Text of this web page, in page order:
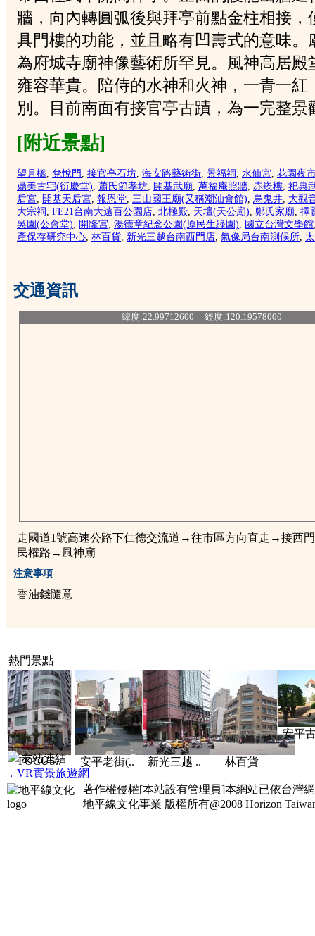
牆，向內轉圓弧後與拜亭前點金柱相接，
具門樓的功能，並且略有凹壽式的意味。
為府城寺廟神像藝術所罕見。風神高居殿
雍容華貴。陪侍的水神和火神，一青一紅
別。目前南面有接官亭古蹟，為一完整景
[附近景點]
望月橋 兌悅門 接官亭石坊 海安路藝術街 景福祠 水仙宮 花園夜
鼎美古宅(衍慶堂) 蕭氏節孝坊 開基武廟 萬福庵照牆 赤崁樓 祀典
后宮 開基天后宮 報恩堂 三山國王廟(又稱潮汕會館) 烏鬼井 大觀
大宗祠
FE21台南大遠百公園店 北極殿 天壇(天公廟) 鄭氏家廟 擇
吳園(公會堂)
開隆宮 湯德章紀念公園(原民生綠園) 國立台灣文學館
產保存研究中心 林百貨 新光三越台南西門店 氣像局台南測候所
交通資訊
緯度:22.99712600 經度:120.19578000
走國道1號高速公路下仁德交流道→往市區方向直走→接西
民權路→風神廟
注意事項
香油錢隨意
熱門景點
FOCUS.. 安平老街(.. 新光三越 .. 林百貨
安平
友站連結
．VR實景旅遊網
著作權侵權[本站設有管理員]本網站已依台灣
地平線文化事業 版權所有@2008 Horizon